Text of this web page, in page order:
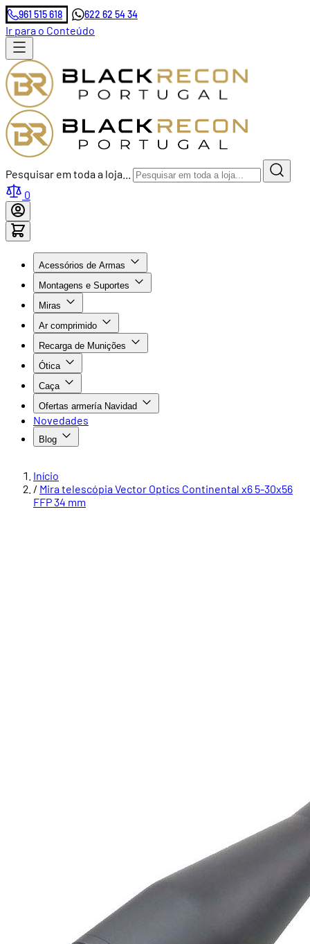
961 515 618 622 62 54 34
Ir para o Conteúdo
Pesquisar em toda a loja...
0
Acessórios de Armas
Montagens e Suportes
Miras
Ar comprimido
Recarga de Munições
Ótica
Caça
Ofertas armería Navidad
Novedades
Blog
Início
/ Mira telescópia Vector Optics Continental x6 5-30x56
FFP 34 mm